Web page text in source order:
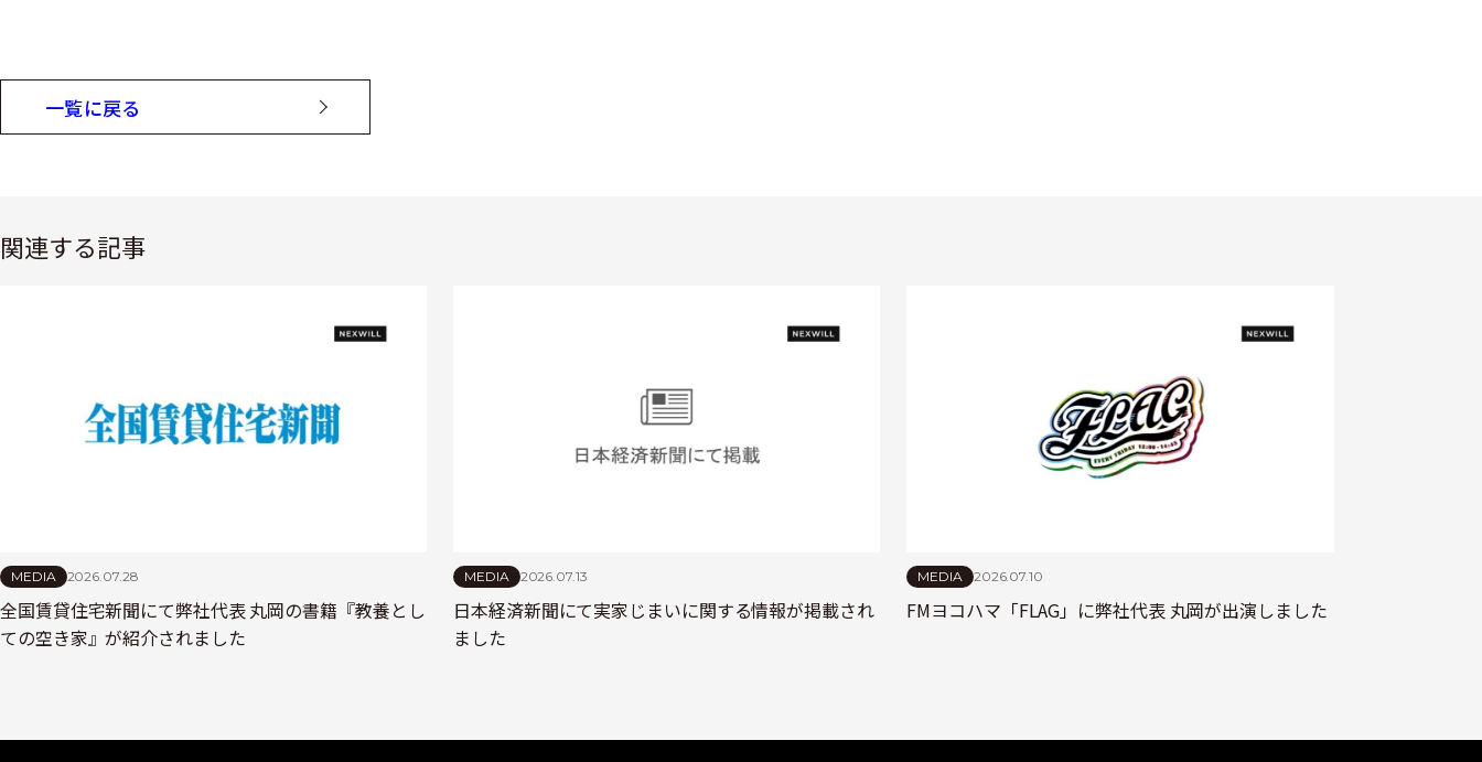
一覧に戻る
関連する記事
MEDIA 2026.07.28
全国賃貸住宅新聞にて弊社代表 丸岡の書籍『教養とし
ての空き家』が紹介されました
MEDIA 2026.07.13
日本経済新聞にて実家じまいに関する情報が掲載され
ました
MEDIA 2026.07.10
FMヨコハマ「FLAG」に弊社代表 丸岡が出演しました